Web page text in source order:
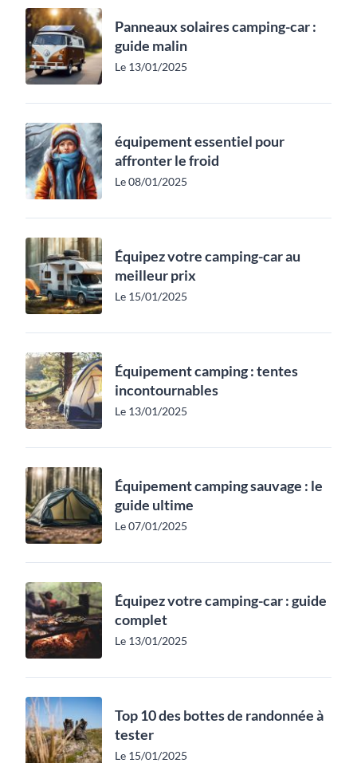
Panneaux solaires camping-car :
guide malin
Le 13/01/2025
équipement essentiel pour
affronter le froid
Le 08/01/2025
Équipez votre camping-car au
meilleur prix
Le 15/01/2025
Équipement camping : tentes
incontournables
Le 13/01/2025
Équipement camping sauvage : le
guide ultime
Le 07/01/2025
Équipez votre camping-car : guide
complet
Le 13/01/2025
Top 10 des bottes de randonnée à
tester
Le 15/01/2025